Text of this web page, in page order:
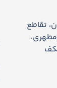
تقاطع